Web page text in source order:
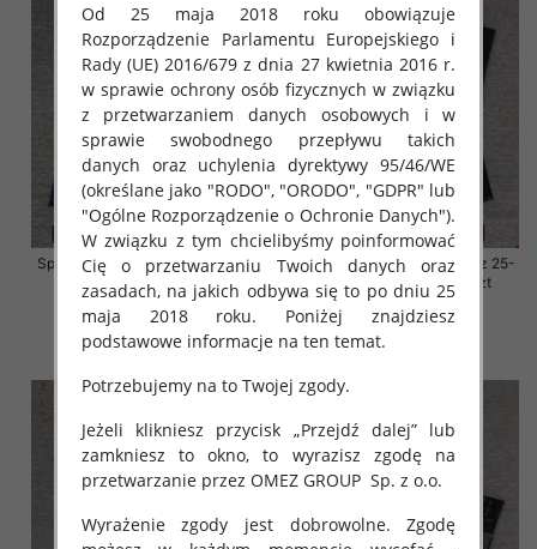
Spodnie damskie jeansy Roz 25-
30, 1 Kolor Paczka 10 szt
61.00 zł
szczegóły
Spodnie damskie jeansy Roz 25-
30, 1 Kolor Paczka 10 szt
61.00 zł
szczegóły
Od 25 maja 2018 roku obowiązuje
Rozporządzenie Parlamentu Europejskiego i
Rady (UE) 2016/679 z dnia 27 kwietnia 2016 r.
w sprawie ochrony osób fizycznych w związku
z przetwarzaniem danych osobowych i w
sprawie swobodnego przepływu takich
danych oraz uchylenia dyrektywy 95/46/WE
(określane jako "RODO", "ORODO", "GDPR" lub
"Ogólne Rozporządzenie o Ochronie Danych").
W związku z tym chcielibyśmy poinformować
Cię o przetwarzaniu Twoich danych oraz
zasadach, na jakich odbywa się to po dniu 25
maja 2018 roku. Poniżej znajdziesz
podstawowe informacje na ten temat.
Potrzebujemy na to Twojej zgody.
Jeżeli klikniesz przycisk „Przejdź dalej” lub
zamkniesz to okno, to wyrazisz zgodę na
przetwarzanie przez OMEZ GROUP Sp. z o.o.
Wyrażenie zgody jest dobrowolne. Zgodę